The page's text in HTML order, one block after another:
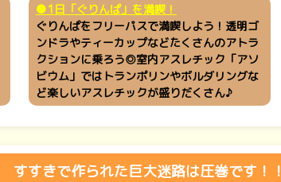
●1日「ぐりんぱ」を満喫！
ぐりんぱをフリーパスで満喫しよう！透明ゴ
ンドラやティーカップなどたくさんのアトラ
クションに乗ろう◎室内アスレチック「アソ
ビウム」ではトランポリンやボルダリングな
ど楽しいアスレチックが盛りだくさん♪
すすきで作られた巨大迷路は圧巻です！！